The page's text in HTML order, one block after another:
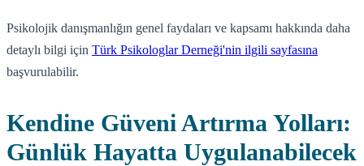
Psikolojik danışmanlığın genel faydaları ve kapsamı hakkında daha
detaylı bilgi için Türk Psikologlar Derneği'nin ilgili sayfasına
başvurulabilir.
Kendine Güveni Artırma Yolları:
Günlük Hayatta Uygulanabilecek